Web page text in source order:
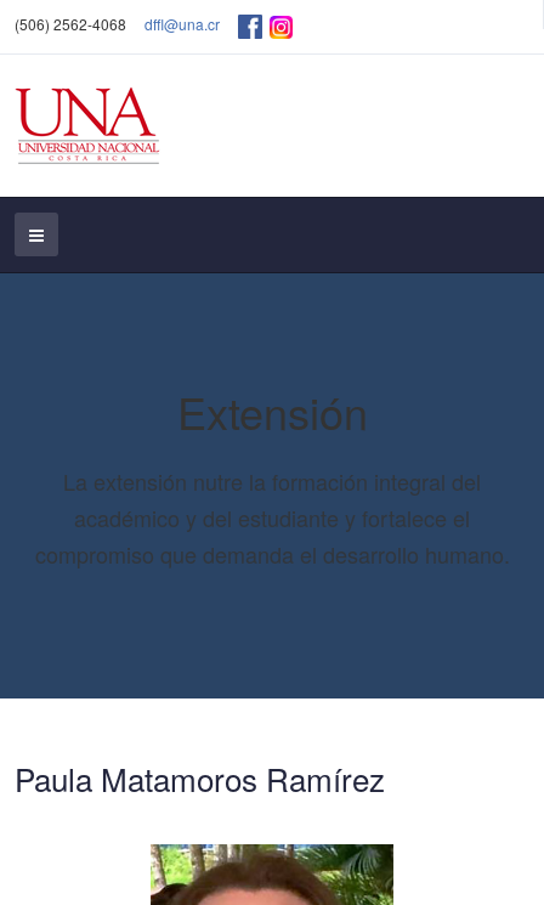
(506) 2562-4068 dffl@una.cr
Extensión
La extensión nutre la formación integral del
académico y del estudiante y fortalece el
compromiso que demanda el desarrollo humano.
Paula Matamoros Ramírez